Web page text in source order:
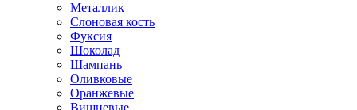
Металлик
Слоновая кость
Фуксия
Шоколад
Шампань
Оливковые
Оранжевые
Вишневые